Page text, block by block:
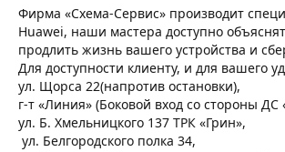
Фирма «Схема-Сервис» производит
Huawei, наши мастера доступно
продлить жизнь вашего устройства и
Для доступности клиенту, и для вашего
ул. Щорса 22(напротив остановки),
г-т «Линия» (Боковой вход со стороны ДС
ул. Б. Хмельницкого 137 ТРК «Грин»,
ул. Белгородского полка 34,